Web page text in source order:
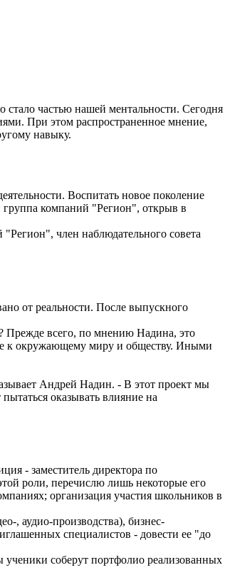
стало частью нашей ментальности. Сегодня
При этом распространенное мнение,
навыку.
Воспитать новое поколение
компаний "Регион", открыв в
член наблюдательного совета
от реальности. После выпускного
Прежде всего, по мнению Надина, это
к окружающему миру и обществу. Иными
Андрей Надин. - В этот проект мы
оказывать влияние на
- заместитель директора по
роли, перечислю лишь некоторые его
организация участия школьников в
, аудио-производства), бизнес-
специалистов - довести ее "до
соберут портфолио реализованных